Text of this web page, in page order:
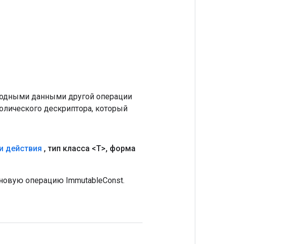
данными другой операции
дескриптора, который
действия , тип класса <T>, форма
операцию ImmutableConst.